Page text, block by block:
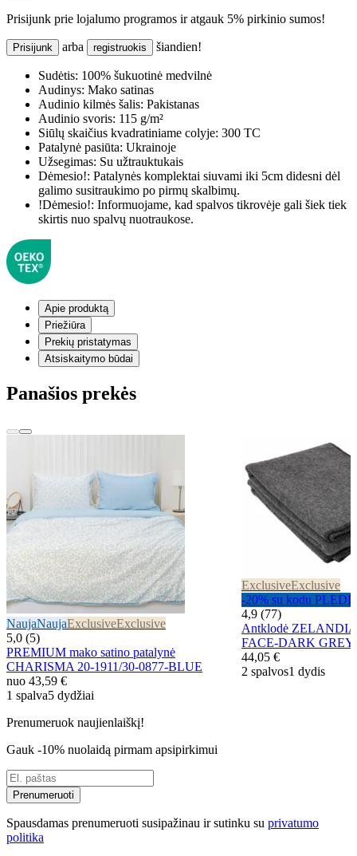
Prisijunk prie lojalumo programos ir atgauk 5% pirkinio sumos!
Prisijunk arba registruokis šiandien!
Sudėtis: 100% šukuotinė medvilnė
Audinys: Mako satinas
Audinio kilmės šalis: Pakistanas
Audinio svoris: 115 g/m²
Siūlų skaičius kvadratiniame colyje: 300 TC
Patalynė pasiūta: Ukrainoje
Užsegimas: Su užtrauktukais
Dėmesio!: Patalynės komplektai siuvami iki 5cm didesni dėl
galimo susitraukimo po pirmų skalbimų.
!Dėmesio!: Informuojame, kad spalvos tikrovėje gali šiek tiek
skirtis nuo spalvų nuotraukose.
Apie produktą
Priežiūra
Prekių pristatymas
Atsiskaitymo būdai
Panašios prekės
NaujaNaujaExclusiveExclusive
5,0 (5)
PREMIUM mako satino patalynė
CHARISMA 20-1911/30-0877-BLUE
nuo 43,59 €
1 spalva5 dydžiai
ExclusiveExclusive
-20% su kodu
4,9 (77)
Antklodė
FACE-DARK GREY
44,05 €
2 spalvos1 dydis
Prenumeruok naujienlaiškį!
Gauk -10% nuolaidą pirmam apsipirkimui
Prenumeruoti
Spausdamas prenumeruoti susipažinau ir sutinku su privatumo
politika